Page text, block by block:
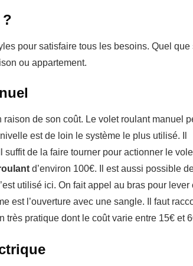
pour satisfaire tous les besoins. Quel que
ou appartement.
de son coût. Le volet roulant manuel
est de loin le système le plus utilisé. Il
suffit de la faire tourner pour actionner le
d’environ 100€. Il est aussi possible
utilisé ici. On fait appel au bras pour lever
est l’ouverture avec une sangle. Il faut
très pratique dont le coût varie entre 15€ et